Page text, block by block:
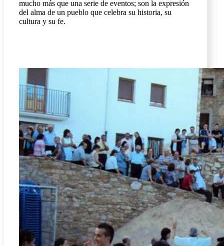
mucho más que una serie de eventos; son la expresión
del alma de un pueblo que celebra su historia, su
cultura y su fe.